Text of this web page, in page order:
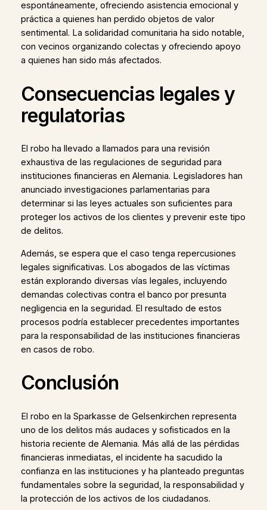
espontáneamente, ofreciendo asistencia emocional y
práctica a quienes han perdido objetos de valor
sentimental. La solidaridad comunitaria ha sido notable,
con vecinos organizando colectas y ofreciendo apoyo
a quienes han sido más afectados.
Consecuencias legales y
regulatorias
El robo ha llevado a llamados para una revisión
exhaustiva de las regulaciones de seguridad para
instituciones financieras en Alemania. Legisladores han
anunciado investigaciones parlamentarias para
determinar si las leyes actuales son suficientes para
proteger los activos de los clientes y prevenir este tipo
de delitos.
Además, se espera que el caso tenga repercusiones
legales significativas. Los abogados de las víctimas
están explorando diversas vías legales, incluyendo
demandas colectivas contra el banco por presunta
negligencia en la seguridad. El resultado de estos
procesos podría establecer precedentes importantes
para la responsabilidad de las instituciones financieras
en casos de robo.
Conclusión
El robo en la Sparkasse de Gelsenkirchen representa
uno de los delitos más audaces y sofisticados en la
historia reciente de Alemania. Más allá de las pérdidas
financieras inmediatas, el incidente ha sacudido la
confianza en las instituciones y ha planteado preguntas
fundamentales sobre la seguridad, la responsabilidad y
la protección de los activos de los ciudadanos.